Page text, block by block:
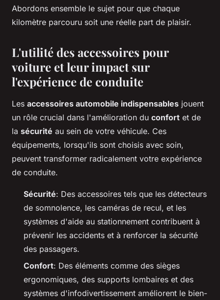
Abordons ensemble le sujet pour que chaque
kilomètre parcouru soit une réelle part de plaisir.
L'utilité des accessoires pour
voiture et leur impact sur
l'expérience de conduite
Les accessoires automobile indispensables jouent
un rôle crucial dans l'amélioration du confort et de
la sécurité au sein de votre véhicule. Ces
équipements, lorsqu'ils sont choisis avec soin,
peuvent transformer radicalement votre expérience
de conduite.
Sécurité: Des accessoires tels que les détecteurs
de somnolence, les caméras de recul, et les
systèmes d'aide au stationnement contribuent à
prévenir les accidents et à renforcer la sécurité
des passagers.
Confort: Des éléments comme des sièges
ergonomiques, des supports lombaires et des
systèmes d'infodivertissement améliorent le bien-